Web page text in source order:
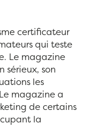
certificateur
qui teste
Le magazine
sérieux, son
les
magazine a
de certains
la